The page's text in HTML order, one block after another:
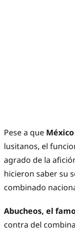
Pese a que México
lusitanos, el
agrado de la
hicieron saber su
combinado
Abucheos, el
contra del